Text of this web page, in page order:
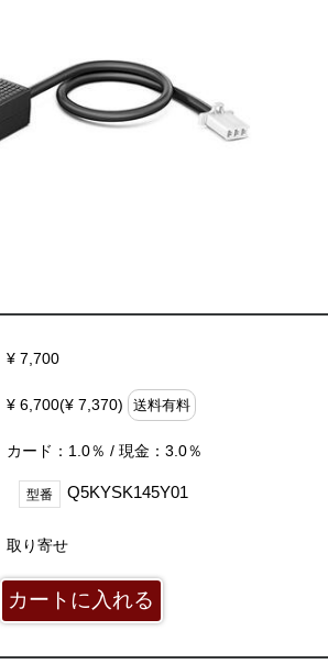
¥ 7,700
¥ 6,700(¥ 7,370) 送料有料
カード：1.0％ / 現金：3.0％
型番 Q5KYSK145Y01
取り寄せ